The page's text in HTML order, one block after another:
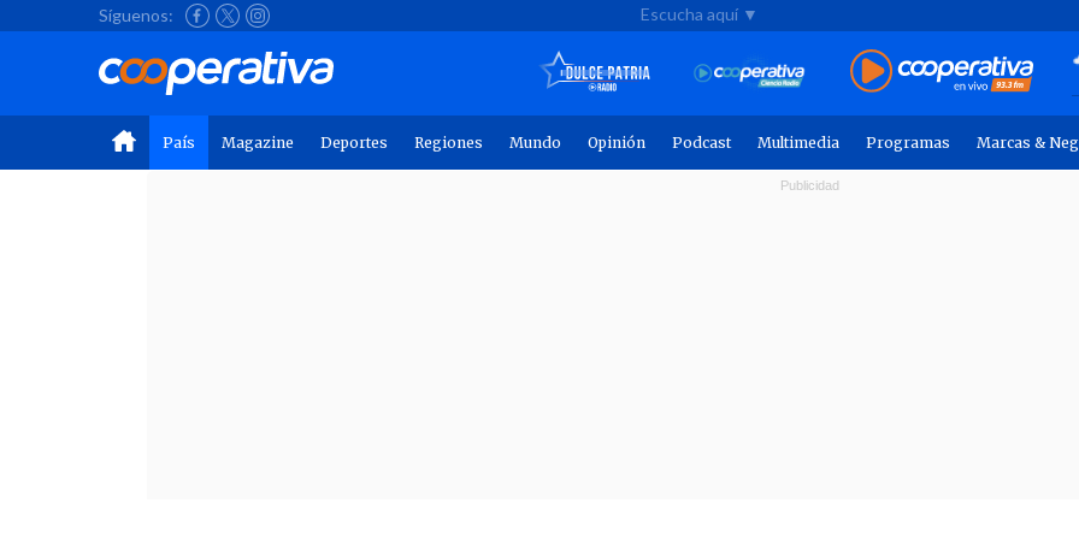
Síguenos: Escucha aquí ▼
País Magazine Deportes Regiones Mundo Opinión Podcast Multimedia Programas Marcas &